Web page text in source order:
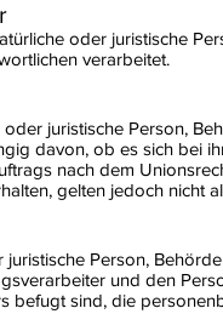
oder juristische
verarbeitet.
juristische Person,
davon, ob es sich bei
nach dem
gelten jedoch nicht
juristische Person,
und den
befugt sind, die